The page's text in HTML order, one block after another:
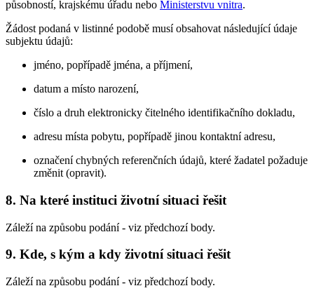
působností, krajskému úřadu nebo Ministerstvu vnitra.
Žádost podaná v listinné podobě musí obsahovat následující údaje
subjektu údajů:
jméno, popřípadě jména, a příjmení,
datum a místo narození,
číslo a druh elektronicky čitelného identifikačního dokladu,
adresu místa pobytu, popřípadě jinou kontaktní adresu,
označení chybných referenčních údajů, které žadatel požaduje
změnit (opravit).
8. Na které instituci životní situaci řešit
Záleží na způsobu podání - viz předchozí body.
9. Kde, s kým a kdy životní situaci řešit
Záleží na způsobu podání - viz předchozí body.